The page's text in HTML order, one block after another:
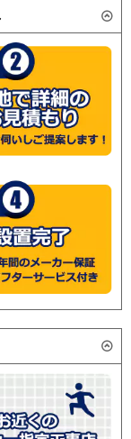
GP224RSHP1
RPI-
RPI-
RPI-
AP224SHPC3-
RPI-
RPI-
P224FE6HDB